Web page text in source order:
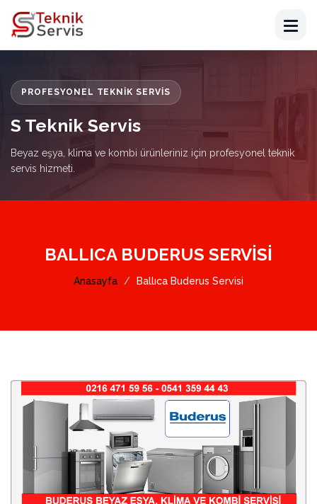
PROFESYONEL TEKNIK SERVIS
S Teknik Servis
Beyaz eşya, klima ve kombi ürünleriniz için profesyonel teknik
servis hizmeti.
BALLICA BUDERUS SERVISI
Anasayfa Ballıca Buderus Servisi